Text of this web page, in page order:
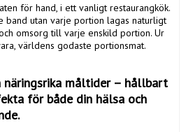
för hand, i ett vanligt restaurangkök.
band utan varje portion lagas naturligt
omsorg till varje enskild portion. Ur
världens godaste portionsmat.
näringsrika måltider – hållbart
för både din hälsa och